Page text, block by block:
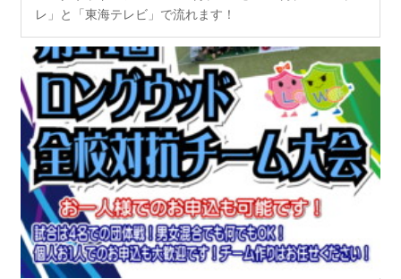
レ」と「東海テレビ」で流れます！